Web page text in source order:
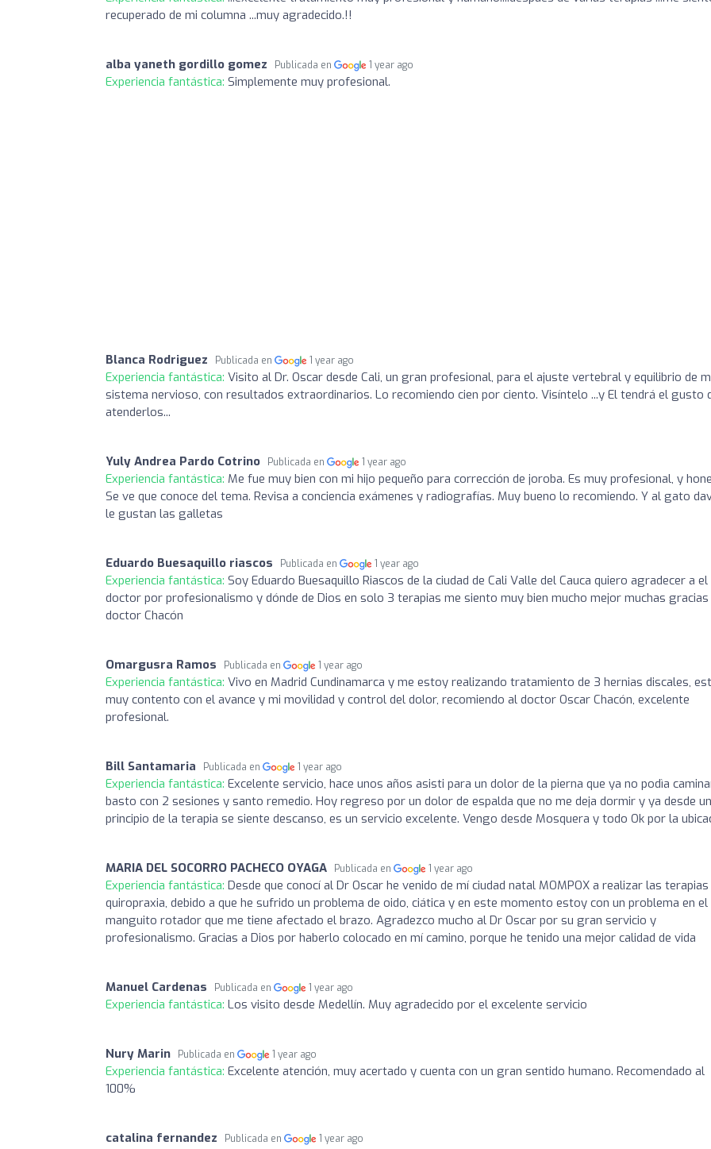
recuperado de mi columna ...muy agradecido.!!
alba yaneth gordillo gomez Publicada en 1 year ago
Experiencia fantástica: Simplemente muy profesional.
Blanca Rodriguez Publicada en 1 year ago
Experiencia fantástica: Visito al Dr. Oscar desde Cali, un gran profesional, para el ajuste vertebral y equilibrio de
sistema nervioso, con resultados extraordinarios. Lo recomiendo cien por ciento. Visíntelo ...y El tendrá el gusto
atenderlos...
Yuly Andrea Pardo Cotrino Publicada en 1 year ago
Experiencia fantástica: Me fue muy bien con mi hijo pequeño para corrección de joroba. Es muy profesional, y
Se ve que conoce del tema. Revisa a conciencia exámenes y radiografías. Muy bueno lo recomiendo. Y al gato
le gustan las galletas
Eduardo Buesaquillo riascos Publicada en 1 year ago
Experiencia fantástica: Soy Eduardo Buesaquillo Riascos de la ciudad de Cali Valle del Cauca quiero agradecer a el
doctor por profesionalismo y dónde de Dios en solo 3 terapias me siento muy bien mucho mejor muchas gracias
doctor Chacón
Omargusra Ramos Publicada en 1 year ago
Experiencia fantástica: Vivo en Madrid Cundinamarca y me estoy realizando tratamiento de 3 hernias discales,
muy contento con el avance y mi movilidad y control del dolor, recomiendo al doctor Oscar Chacón, excelente
profesional.
Bill Santamaria Publicada en 1 year ago
Experiencia fantástica: Excelente servicio, hace unos años asisti para un dolor de la pierna que ya no podìa
basto con 2 sesiones y santo remedio. Hoy regreso por un dolor de espalda que no me deja dormir y ya desde un
principio de la terapia se siente descanso, es un servicio excelente. Vengo desde Mosquera y todo Ok por la
MARIA DEL SOCORRO PACHECO OYAGA Publicada en 1 year ago
Experiencia fantástica: Desde que conocí al Dr Oscar he venido de mí ciudad natal MOMPOX a realizar las terapias
quiropraxia, debido a que he sufrido un problema de oido, ciática y en este momento estoy con un problema en el
manguito rotador que me tiene afectado el brazo. Agradezco mucho al Dr Oscar por su gran servicio y
profesionalismo. Gracias a Dios por haberlo colocado en mí camino, porque he tenido una mejor calidad de vida
Manuel Cardenas Publicada en 1 year ago
Experiencia fantástica: Los visito desde Medellín. Muy agradecido por el excelente servicio
Nury Marin Publicada en 1 year ago
Experiencia fantástica: Excelente atención, muy acertado y cuenta con un gran sentido humano. Recomendado al
100%
catalina fernandez Publicada en 1 year ago